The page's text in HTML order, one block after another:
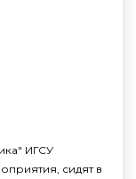
ИГСУ
сидят в